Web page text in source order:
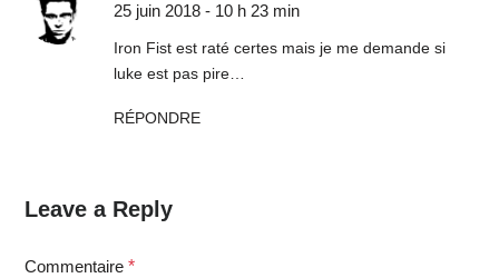
25 juin 2018 - 10 h 23 min
Iron Fist est raté certes mais je me demande si
luke est pas pire…
RÉPONDRE
Leave a Reply
Commentaire *